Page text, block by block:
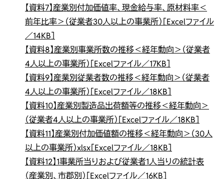
【資料7】産業別付加価値率、現金給与率、原材料率＜
前年比率＞（従業者30人以上の事業所）［Excelファイル
／14KB］
【資料8】産業別事業所数の推移＜経年動向＞（従業者
4人以上の事業所）［Excelファイル／17KB］
【資料9】産業別従業者数の推移＜経年動向＞（従業者
4人以上の事業所）［Excelファイル／18KB］
【資料10】産業別製造品出荷額等の推移＜経年動向＞
（従業者4人以上の事業所）［Excelファイル／18KB］
【資料11】産業別付加価値額の推移＜経年動向＞（30人
以上の事業所）xlsx［Excelファイル／18KB］
【資料12】1事業所当りおよび従業者1人当りの統計表
（産業別、市郡別）［Excelファイル／16KB］